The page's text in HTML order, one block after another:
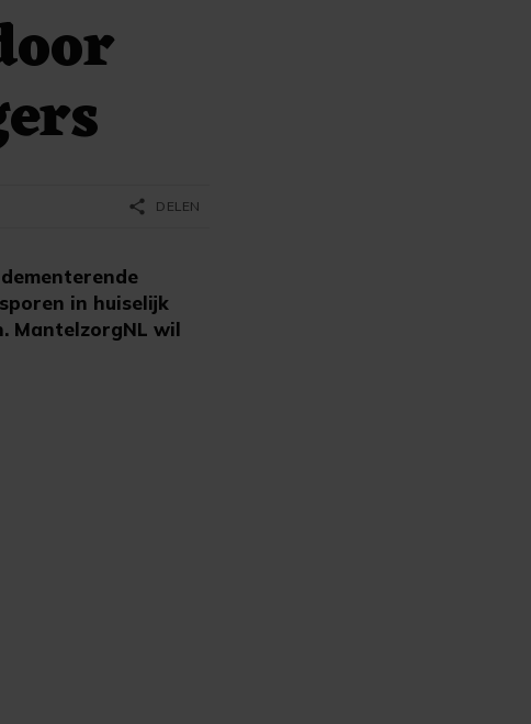
in huiselijk
MantelzorgNL wil
share DELEN